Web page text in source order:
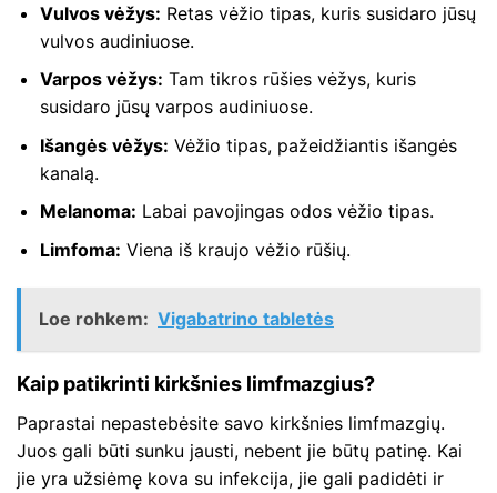
Vulvos vėžys: Retas vėžio tipas, kuris susidaro jūsų
vulvos audiniuose.
Varpos vėžys: Tam tikros rūšies vėžys, kuris
susidaro jūsų varpos audiniuose.
Išangės vėžys: Vėžio tipas, pažeidžiantis išangės
kanalą.
Melanoma: Labai pavojingas odos vėžio tipas.
Limfoma: Viena iš kraujo vėžio rūšių.
Loe rohkem: Vigabatrino tabletės
Kaip patikrinti kirkšnies limfmazgius?
Paprastai nepastebėsite savo kirkšnies limfmazgių.
Juos gali būti sunku jausti, nebent jie būtų patinę. Kai
jie yra užsiėmę kova su infekcija, jie gali padidėti ir